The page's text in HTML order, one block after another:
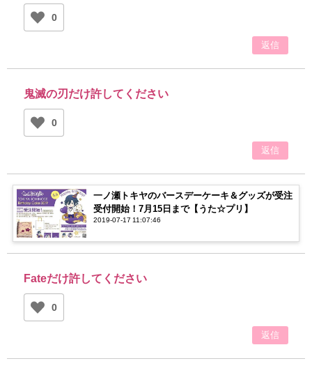
0
返信
鬼滅の刃だけ許してください
0
返信
一ノ瀬トキヤのバースデーケーキ＆グッズが受注
受付開始！7月15日まで【うた☆プリ】
2019-07-17 11:07:46
Fateだけ許してください
0
返信